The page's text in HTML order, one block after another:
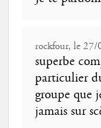
rockfour, le
superbe
particulier
groupe que
jamais sur